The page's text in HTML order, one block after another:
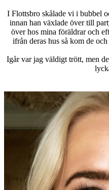
I Flottsbro skålade vi i bubbel
innan han växlade över till
över hos mina föräldrar och
ifrån deras hus så kom de
Igår var jag väldigt trött, men